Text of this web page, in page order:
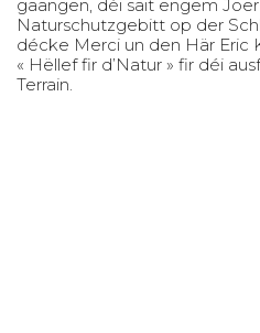
gaangen, déi säit engem
Naturschutzgebitt op der
décke Merci un den Här Eric
« Hëllef fir d’Natur » fir déi
Terrain.